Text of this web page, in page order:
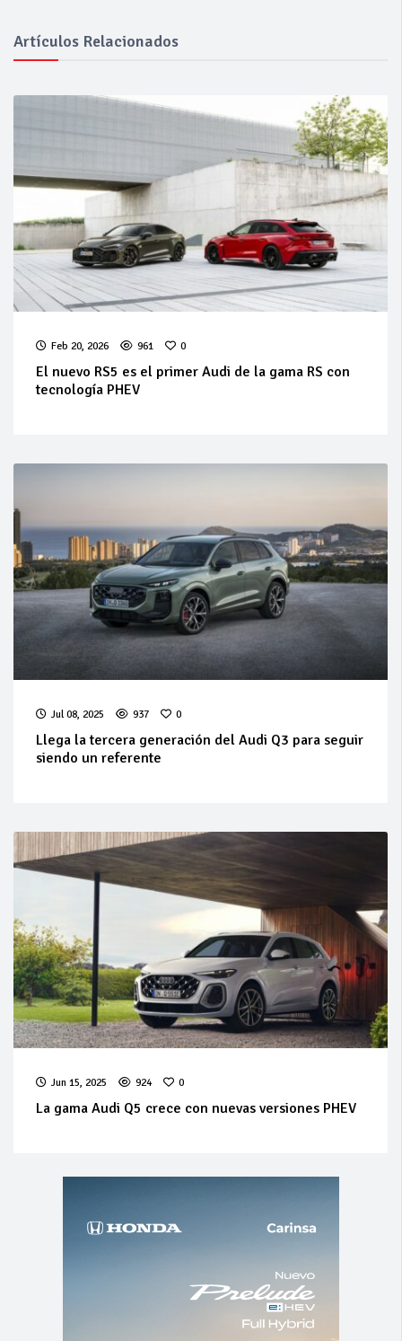
Artículos Relacionados
Feb 20, 2026 961 0
El nuevo RS5 es el primer Audi de la gama RS con
tecnología PHEV
Jul 08, 2025 937 0
Llega la tercera generación del Audi Q3 para seguir
siendo un referente
Jun 15, 2025 924 0
La gama Audi Q5 crece con nuevas versiones PHEV